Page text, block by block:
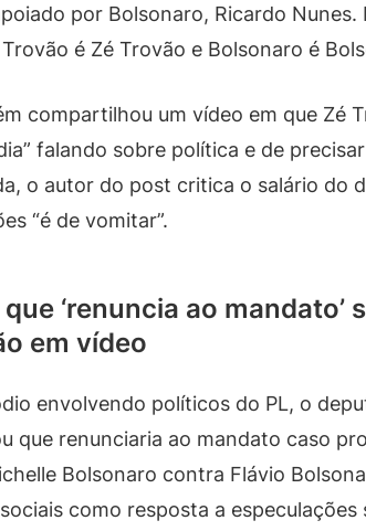
por Bolsonaro, Ricardo
é Zé Trovão e Bolsonaro é
compartilhou um vídeo em que Zé
falando sobre política e de
o autor do post critica o salário do
“é de vomitar”.
‘renuncia ao mandato’
em vídeo
envolvendo políticos do PL, o
que renunciaria ao mandato caso
Bolsonaro contra Flávio
como resposta a